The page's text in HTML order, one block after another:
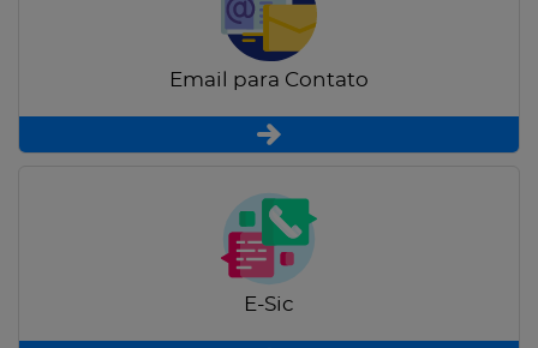
Email para Contato
E-Sic